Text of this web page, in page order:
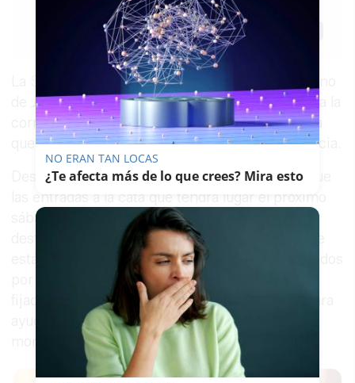
04/11/2024Actualizado: 04/11/2024 - 19:21
Facebook
X WhatsApp
Copy
, la Semana Internacional del Vino
de Jerez (y la manzanilla de Sanlúcar) se suma a la
corriente solidaria con los afectados por la riada
que ha afectado a distintas localidades de Valencia.
Desde el Consejo Regulador se ha anunciado que
las entradas a la cata que tendrá lugar el próximo
sábado en su propia sede, irá íntegramente
destinada a Cáritas y World Central Kitchen "que
están proveyendo de ropa y comida a los afectados
por la DANA en Valencia". Las entradas están
fijadas en doce euros y "cada entrada cuenta para
ayudar a quienes más lo necesitan en este
momento crítico".
NO ERAN TAN LOCAS
¿Te afecta más de lo que crees? Mira esto